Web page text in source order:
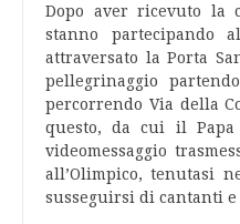
Dopo aver ricevuto la
stanno partecipando
attraversato la Porta
pellegrinaggio
percorrendo Via della
questo, da cui il
videomessaggio
all’Olimpico, tenutasi
susseguirsi di cantanti